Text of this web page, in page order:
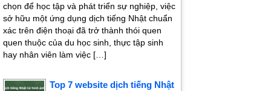
chọn để học tập và phát triển sự nghiệp, việc
sở hữu một ứng dụng dịch tiếng Nhật chuẩn
xác trên điện thoại đã trở thành thói quen
quen thuộc của du học sinh, thực tập sinh
hay nhân viên làm việc […]
Top 7 website dịch tiếng Nhật